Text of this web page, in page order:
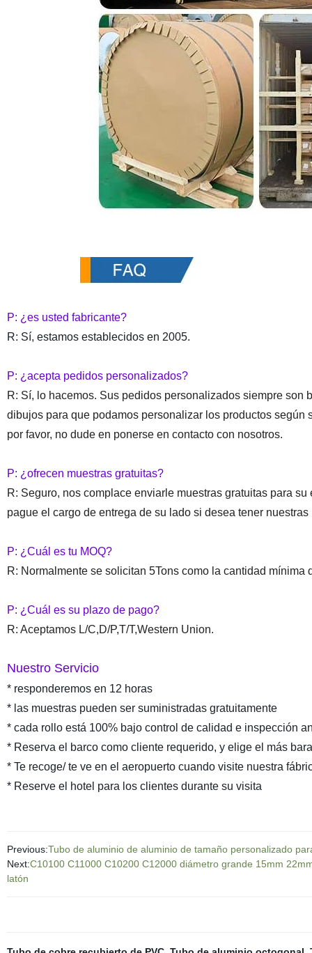
P: ¿es usted fabricante?
R: Sí, estamos establecidos en 2005.
P: ¿acepta pedidos personalizados?
R: Sí, lo hacemos. Sus pedidos personalizados siempre son
dibujos para que podamos personalizar los productos
por favor, no dude en ponerse en contacto con nosotros.
P: ¿ofrecen muestras gratuitas?
R: Seguro, nos complace enviarle muestras gratuitas para
pague el cargo de entrega de su lado si desea tener nuestras
P: ¿Cuál es tu MOQ?
R: Normalmente se solicitan 5Tons como la cantidad
P: ¿Cuál es su plazo de pago?
R: Aceptamos L/C,D/P,T/T,Western Union.
Nuestro Servicio
* responderemos en 12 horas
* las muestras pueden ser suministradas gratuitamente
* cada rollo está 100% bajo control de calidad e inspección
* Reserva el barco como cliente requerido, y elige el más
* Te recoge/ te ve en el aeropuerto cuando visite nuestra
* Reserve el hotel para los clientes durante su visita
Previous:Tubo de aluminio de aluminio de tamaño personalizado
Next:C10100 C11000 C10200 C12000 diámetro grande 15mm
latón